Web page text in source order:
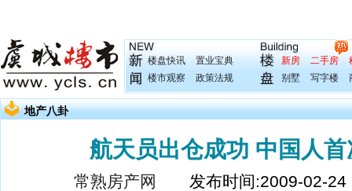
楼盘快讯
置业宝典
楼市观察
政策法规
新房 二手房
别墅
写字楼
地产八卦
航天员出仓成功 中国人
常熟房产网 发布时间:2009-02-